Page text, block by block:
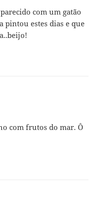
com um gatão
pintou estes dias e que
com frutos do mar. Ô